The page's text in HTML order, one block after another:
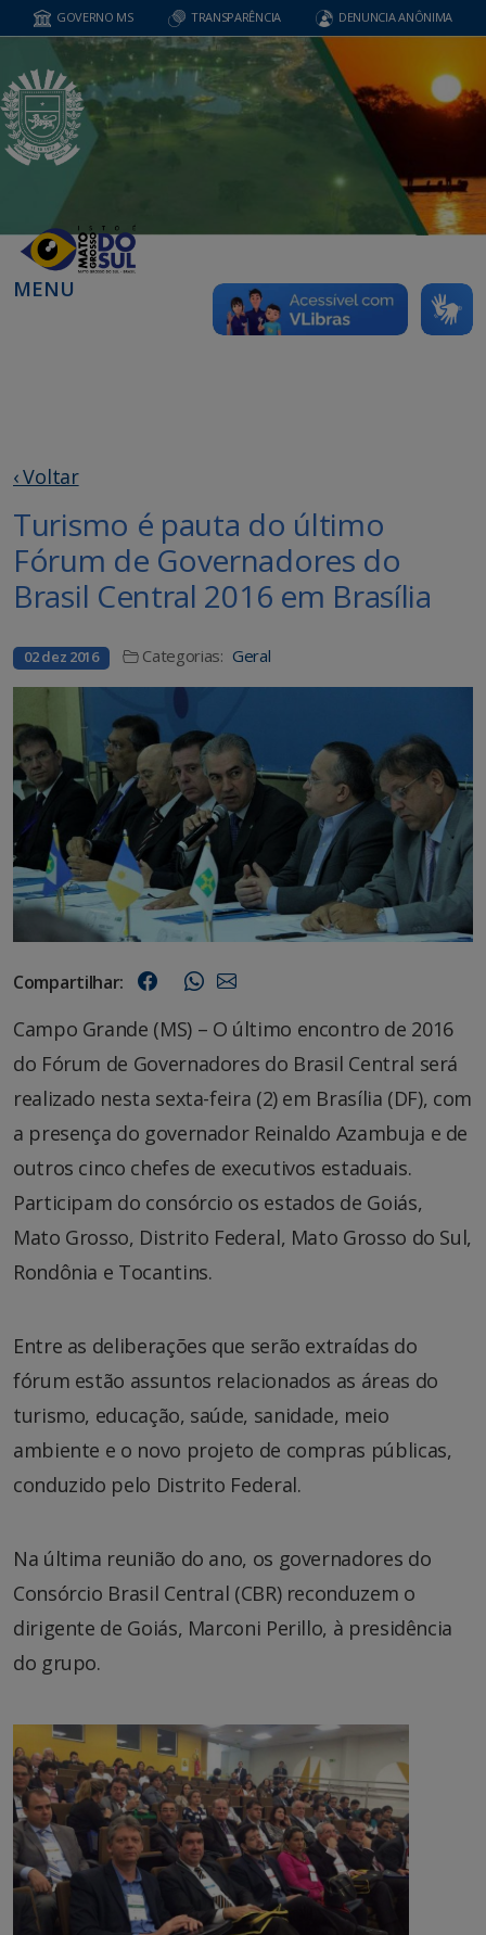
GOVERNO MS TRANSPARÊNCIA DENUNCIA ANÔNIMA
MENU
‹ Voltar
Turismo é pauta do último
Fórum de Governadores do
Brasil Central 2016 em Brasília
02 dez 2016 Categorias: Geral
Compartilhar:
Campo Grande (MS) – O último encontro de 2016
do Fórum de Governadores do Brasil Central será
realizado nesta sexta-feira (2) em Brasília (DF), com
a presença do governador Reinaldo Azambuja e de
outros cinco chefes de executivos estaduais.
Participam do consórcio os estados de Goiás,
Mato Grosso, Distrito Federal, Mato Grosso do Sul,
Rondônia e Tocantins.
Entre as deliberações que serão extraídas do
fórum estão assuntos relacionados as áreas do
turismo, educação, saúde, sanidade, meio
ambiente e o novo projeto de compras públicas,
conduzido pelo Distrito Federal.
Na última reunião do ano, os governadores do
Consórcio Brasil Central (CBR) reconduzem o
dirigente de Goiás, Marconi Perillo, à presidência
do grupo.